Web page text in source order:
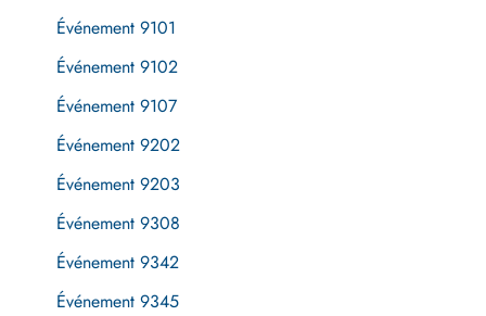
Événement 9101
Événement 9102
Événement 9107
Événement 9202
Événement 9203
Événement 9308
Événement 9342
Événement 9345